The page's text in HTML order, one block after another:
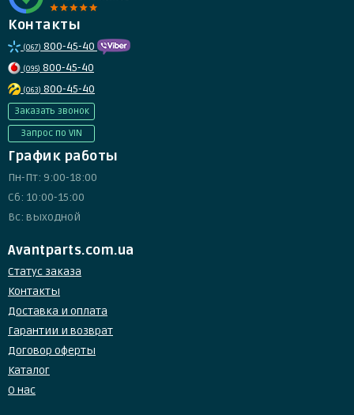
Контакты
(067) 800-45-40
(095) 800-45-40
(063) 800-45-40
Заказать звонок
Запрос по VIN
График работы
Пн-Пт: 9:00-18:00
Сб: 10:00-15:00
Вс: выходной
Avantparts.com.ua
Статус заказа
Контакты
Доставка и оплата
Гарантии и возврат
Договор оферты
Каталог
О нас